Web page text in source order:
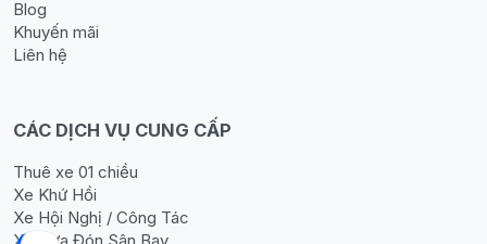
Blog
Khuyến mãi
Liên hệ
CÁC DỊCH VỤ CUNG CẤP
Thuê xe 01 chiều
Xe Khứ Hồi
Xe Hội Nghị / Công Tác